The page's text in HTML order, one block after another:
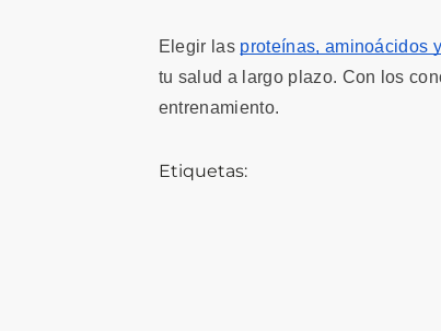
Elegir las proteínas, aminoácidos
tu salud a largo plazo. Con los
entrenamiento.
Etiquetas: